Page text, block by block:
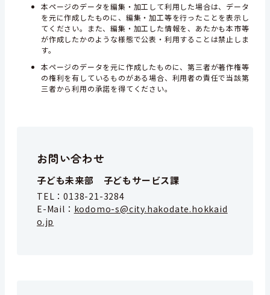
本ページのデータを編集・加工して利用した場合は、データ
を元に作成したものに、編集・加工等を行ったことを表示し
てください。また、編集・加工した情報を、あたかも本市等
が作成したかのような様態で公表・利用することは禁止しま
す。
本ページのデータを元に作成したものに、第三者が著作権等
の権利を有しているものがある場合、利用者の責任で当該第
三者から利用の承諾を得てください。
お問い合わせ
子ども未来部 子どもサービス課
TEL：0138-21-3284
E-Mail： kodomo-s@city.hakodate.hokkaid
o.jp